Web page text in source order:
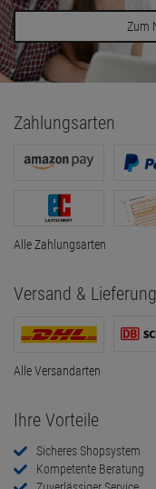
Zum
Zahlungsarten
Alle Zahlungsarten
Versand & Lieferung
Alle Versandarten
Ihre Vorteile
Sicheres Shopsystem
Kompetente Beratung